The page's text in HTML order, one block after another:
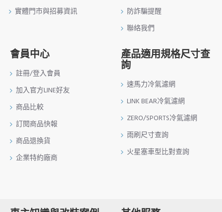
實體門市與招募資訊
防詐騙提醒
聯絡我們
會員中心
註冊/登入會員
加入官方LINE好友
商品比較
訂閱商品快報
商品退換貨
企業特約廠商
產品適用規格尺寸查
詢
速馬力冷氣濾網
LINK BEAR冷氣濾網
ZERO/SPORTS冷氣濾網
雨刷尺寸查詢
火星塞車型比對查詢